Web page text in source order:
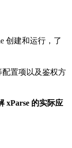
创建和运行，了
配置项以及鉴权方
xParse 的实际应